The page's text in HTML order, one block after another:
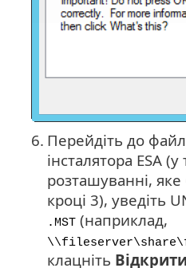
6. Перейдіть до
інсталятора ESA
розташуванні,
кроці 3), уведіть
.MST (наприклад,
клацніть Відкрити